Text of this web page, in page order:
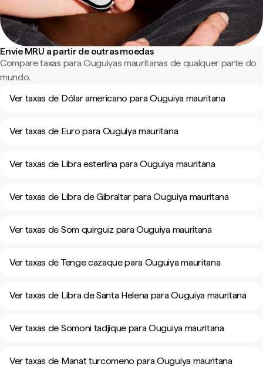
Envie MRU a partir de outras moedas
Compare taxas para Ouguiyas mauritanas de qualquer parte do
mundo.
Ver taxas de Dólar americano para Ouguiya mauritana
Ver taxas de Euro para Ouguiya mauritana
Ver taxas de Libra esterlina para Ouguiya mauritana
Ver taxas de Libra de Gibraltar para Ouguiya mauritana
Ver taxas de Som quirguiz para Ouguiya mauritana
Ver taxas de Tenge cazaque para Ouguiya mauritana
Ver taxas de Libra de Santa Helena para Ouguiya mauritana
Ver taxas de Somoni tadjique para Ouguiya mauritana
Ver taxas de Manat turcomeno para Ouguiya mauritana